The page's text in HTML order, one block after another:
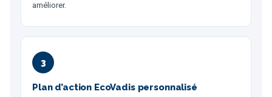
améliorer.
3
Plan d’action EcoVadis personnalisé